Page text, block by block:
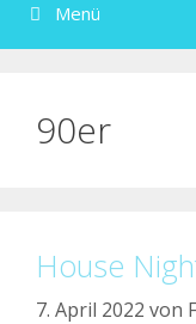
Menü
90er
House
7. April 2022 von